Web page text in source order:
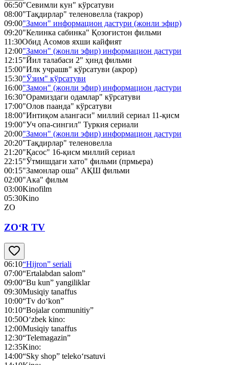
06:50"Севимли кун" кўрсатуви
08:00"Тақдирлар" теленовелла (такрор)
09:00"Замон" информацион дастури (жонли эфир)
09:20"Келинка сабинка" Қозоғистон фильми
11:30Обид Асомов яхши кайфият
12:00"Замон" (жонли эфир) информацион дастури
12:15"Йил талабаси 2" ҳинд фильми
15:00"Илк учрашв" кўрсатуви (акрор)
15:30"Ўзим" кўрсатуви
16:00"Замон" (жонли эфир) информацион дастури
16:30"Орамиздаги одамлар" кўрсатуви
17:00"Олов паанда" кўрсатуви
18:00"Интиқом алангаси" миллий сериал 11-қисм
19:00"Уч опа-сингил" Туркия сериали
20:00"Замон" (жонли эфир) информацион дастури
20:20"Тақдирлар" теленовелла
21:20"Қасос" 16-қисм миллий сериал
22:15"Ўтмишдаги хато" фильми (прмьера)
00:15"Замонлар оша" АҚШ фильми
02:00"Ака" фильм
03:00Kinofilm
05:30Kino
ZO
ZO‘R TV
06:10“Hijron” seriali
07:00“Ertalabdan salom”
09:00“Bu kun” yangiliklar
09:30Musiqiy tanaffus
10:00“Tv do‘kon”
10:10“Bojalar communitiy”
10:50O‘zbek kino:
12:00Musiqiy tanaffus
12:30“Telemagazin”
12:35Kino:
14:00“Sky shop” teleko‘rsatuvi